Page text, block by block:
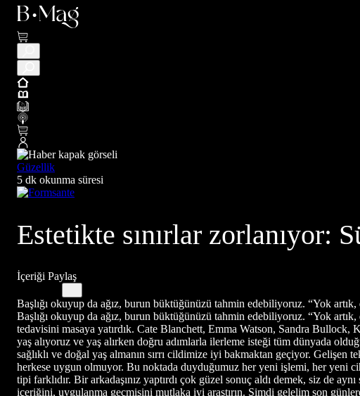
Güzellik
5 dk okunma süresi
Estetikte sınırlar zorlanıyor:
İçeriği Paylaş
Başlığı okuyup da ağız, burun büktüğünüzü tahmin edebiliyoruz. “Yok artık,
Başlığı okuyup da ağız, burun büktüğünüzü tahmin edebiliyoruz. “Yok
tedavisini masaya yatırdık. Cate Blanchett, Emma Watson, Sandra
yaş alıyoruz ve yaş alırken doğru adımlarla ilerleme isteği tüm dünyada
sağlıklı ve doğal yaş almanın sırrı cildimize iyi bakmaktan geçiyor.
herkese uygun olmuyor. Bu noktada duyduğumuz her yeni işlemi, her yeni
tipi farklıdır. Bir arkadaşınız yaptırdı çok güzel sonuç aldı demek, siz de
içeriğini, uygulanma geçmişini mutlaka iyi araştırın. Şimdi gelelim son